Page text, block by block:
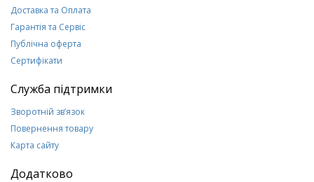
Доставка та Оплата
Гарантія та Сервіс
Публічна оферта
Сертифікати
Служба підтримки
Зворотній зв’язок
Повернення товару
Карта сайту
Додатково